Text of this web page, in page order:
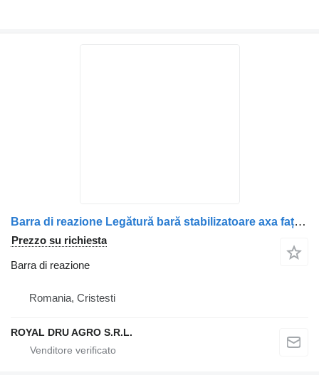
Barra di reazione Legătură bară stabilizatoare axa față per camion Scania 1485610
Prezzo su richiesta
Barra di reazione
Romania, Cristesti
ROYAL DRU AGRO S.R.L.